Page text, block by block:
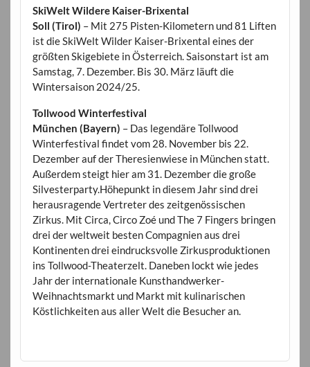
SkiWelt Wildere Kaiser-Brixental
Soll (Tirol) – Mit 275 Pisten-Kilometern und 81 Liften
ist die SkiWelt Wilder Kaiser-Brixental eines der
größten Skigebiete in Österreich. Saisonstart ist am
Samstag, 7. Dezember. Bis 30. März läuft die
Wintersaison 2024/25.
Tollwood Winterfestival
München (Bayern) – Das legendäre Tollwood
Winterfestival findet vom 28. November bis 22.
Dezember auf der Theresienwiese in München statt.
Außerdem steigt hier am 31. Dezember die große
Silvesterparty.Höhepunkt in diesem Jahr sind drei
herausragende Vertreter des zeitgenössischen
Zirkus. Mit Circa, Circo Zoé und The 7 Fingers bringen
drei der weltweit besten Compagnien aus drei
Kontinenten drei eindrucksvolle Zirkusproduktionen
ins Tollwood-Theaterzelt. Daneben lockt wie jedes
Jahr der internationale Kunsthandwerker-
Weihnachtsmarkt und Markt mit kulinarischen
Köstlichkeiten aus aller Welt die Besucher an.